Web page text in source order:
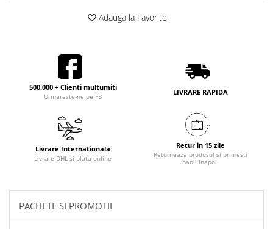
Adauga la Favorite
500.000 + Clienti multumiti
Urmareste-ne pe FB
LIVRARE RAPIDA
Livrare Internationala
Livrare DHL si plata online
Retur in 15 zile
Returneaza produsul si primesti
banii inapoi.
PACHETE SI PROMOTII